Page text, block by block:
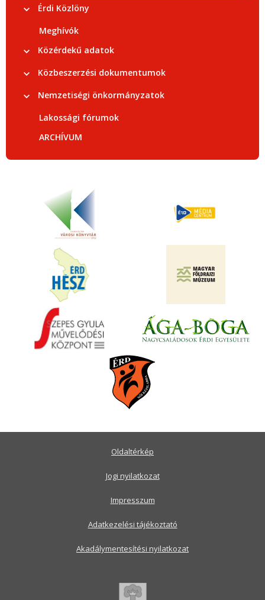
Érdi Közlöny
Meghívók
Közérdekű adatok
Közbeszerzési dokumentumok
Nemzetiségi önkormányzatok
Lakossági fórumok
ARCHÍVUM
Oldaltérkép
Jogi nyilatkozat
Impresszum
Adatkezelési tájékoztató
Akadálymentesítési nyilatkozat